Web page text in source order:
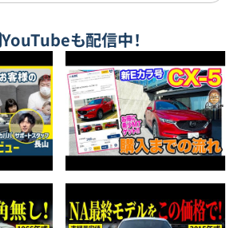
YouTubeも配信中！